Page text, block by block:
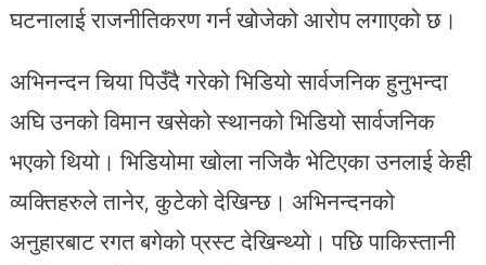
घटनालाई राजनीतिकरण गर्न खोजेको आरोप लगाएको छ।
अभिनन्दन चिया पिउँदै गरेको भिडियो सार्वजनिक हुनुभन्दा
अघि उनको विमान खसेको स्थानको भिडियो सार्वजनिक
भएको थियो। भिडियोमा खोला नजिकै भेटिएका उनलाई केही
व्यक्तिहरुले तानेर, कुटेको देखिन्छ। अभिनन्दनको
अनुहारबाट रगत बगेको प्रस्ट देखिन्थ्यो। पछि पाकिस्तानी